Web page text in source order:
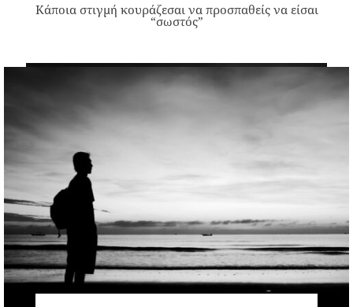
Κάποια στιγμή κουράζεσαι να προσπαθείς να είσαι
“σωστός”